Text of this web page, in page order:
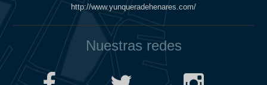
http://www.yunqueradehenares.com/
Nuestras redes